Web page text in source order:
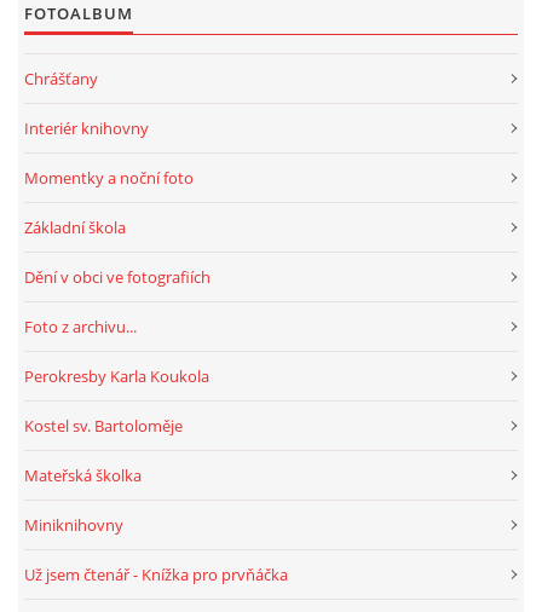
HRY, KVÍZY, VZDĚLÁVÁNÍ ON-LINE
© 2026 eStránky.cz |RSS Aktualizováno: 1. 8. 2026
FOTOALBUM
Chrášťany
Interiér knihovny
Momentky a noční foto
Základní škola
Dění v obci ve fotografiích
Foto z archivu...
Perokresby Karla Koukola
Kostel sv. Bartoloměje
Mateřská školka
Miniknihovny
Už jsem čtenář - Knížka pro prvňáčka